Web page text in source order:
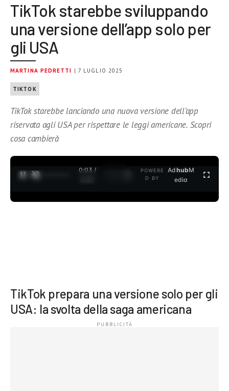
TikTok starebbe sviluppando
una versione dell’app solo per
gli USA
MARTINA PEDRETTI | 7 LUGLIO 2025
TIKTOK
TikTok starebbe lanciando una nuova versione dell’app
riservata agli USA per rispettare le leggi americane. Scopri
cosa cambierà
0:04 /
3:37
POWERE
D BY
AdhubM
edia
TikTok prepara una versione solo per gli
USA: la svolta della saga americana